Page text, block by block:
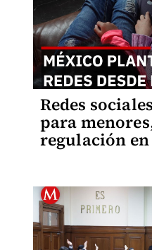
Redes
para
regulación